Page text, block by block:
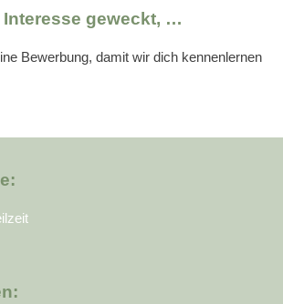
Interesse geweckt, …
Bewerbung, damit wir dich kennenlernen